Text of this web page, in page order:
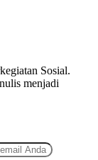
Sosial.
menjadi